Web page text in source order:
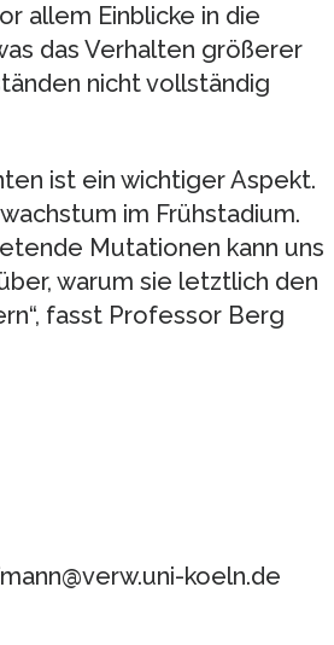
allem Einblicke in die
das Verhalten größerer
nicht vollständig
ist ein wichtiger Aspekt.
im Frühstadium.
Mutationen kann uns
warum sie letztlich den
fasst Professor Berg
koeln.de